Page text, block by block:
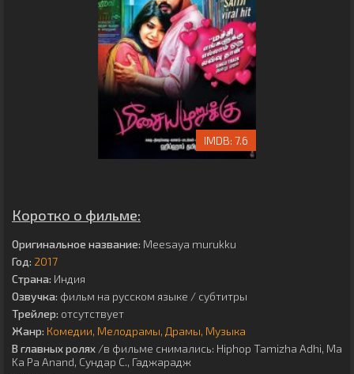
7.6
Коротко о фильме:
Оригинальное название: Meesaya murukku
Год: 2017
Страна: Индия
Озвучка: фильм на русском языке / субтитры
Трейлер: отсутствует
Жанр: Комедии Мелодрамы Драмы Музыка
В главных ролях /в фильме снимались: Hiphop Tamizha Adhi, Ma
Ka Pa Anand, Сундар С., Гаджарадж